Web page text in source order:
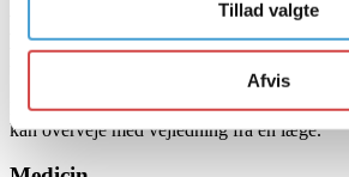
Tillad valgte
Afvis
Behandling Af
Fysioterapi & osteopati
For at behandle albuesmerter korrekt er der
kan overveje med vejledning fra en læge.